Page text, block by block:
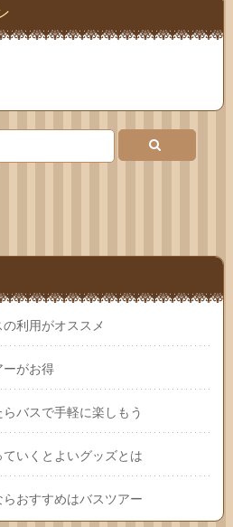
利用がオススメ
ーがお得
バスで手軽に楽しもう
いくとよいグッズとは
おすすめはバスツアー